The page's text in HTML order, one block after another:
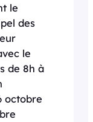
le
des
le
de 8h à
octobre